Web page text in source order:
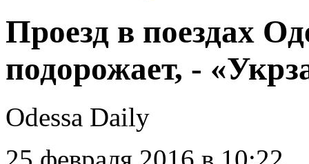
Проезд в поездах
подорожает, -
Odessa Daily